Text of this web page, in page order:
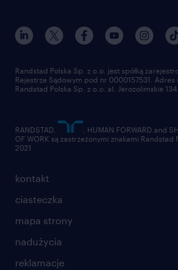
dla mediów
dla dostawców
nasz świat
pracuj w randstad
złóż CV
kontakt
ciasteczka
mapa strony
nadużycia
reklamacje
Randstad Polska Sp. z o.o. jest spółką
Rejestrze Sądowym pod nr 0000157531. Adres
Randstad Polska Sp. z o.o. al. Jerozolimskie
RANDSTAD,
, HUMAN FORWARD and
OF WORK są zastrzeżonymi znakami Randstad
2021